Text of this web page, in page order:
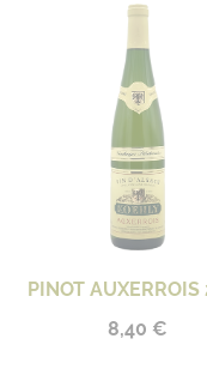
PINOT AUXERROIS
8,40 €